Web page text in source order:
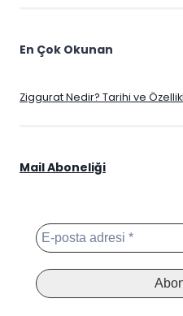
En Çok Okunan
Ziggurat Nedir? Tarihi ve
Mail Aboneliği